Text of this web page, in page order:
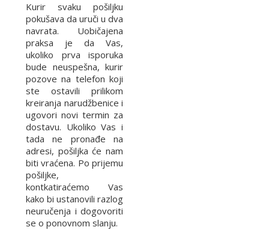
Kurir svaku pošiljku
pokušava da uruči u dva
navrata. Uobičajena
praksa je da Vas,
ukoliko prva isporuka
bude neuspešna, kurir
pozove na telefon koji
ste ostavili prilikom
kreiranja narudžbenice i
ugovori novi termin za
dostavu. Ukoliko Vas i
tada ne pronađe na
adresi, pošiljka će nam
biti vraćena. Po prijemu
pošiljke,
kontkatiraćemo Vas
kako bi ustanovili razlog
neuručenja i dogovoriti
se o ponovnom slanju.